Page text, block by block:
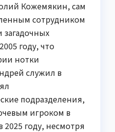
Кожемякин, сам
сотрудником
году, что
нотки
служил в
подразделения,
игроком в
году, несмотря